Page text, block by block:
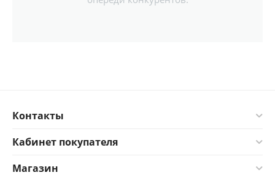
Контакты
Кабинет покупателя
Магазин